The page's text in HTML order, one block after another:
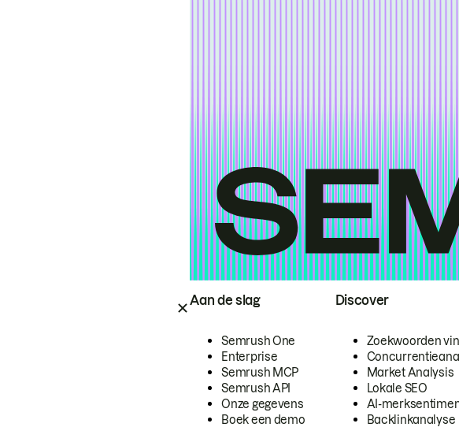
Aan de slag
Semrush One
Enterprise
Semrush MCP
Semrush API
Onze gegevens
Boek een demo
Discover
Zoekwoorden
Market Analysis
Lokale SEO
AI-
Backlinkanalyse